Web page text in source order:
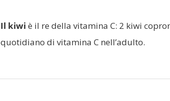
Il kiwi è il re della vitamina C: 2 kiwi
quotidiano di vitamina C nell’adulto.